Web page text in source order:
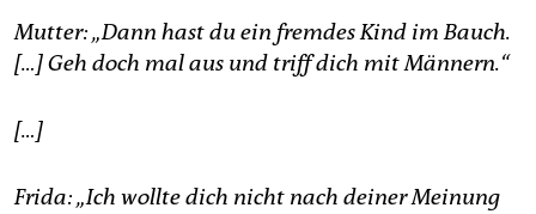
Mutter: „Dann hast du ein fremdes Kind im Bauch.
[…] Geh doch mal aus und triff dich mit Männern.“
[…]
Frida: „Ich wollte dich nicht nach deiner Meinung